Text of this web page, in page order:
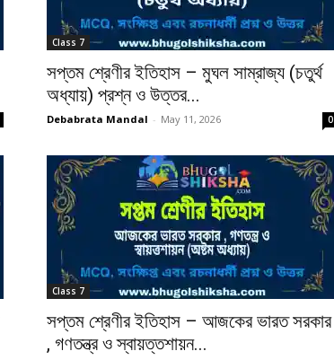
Class 7
সপ্তম শ্রেণীর ইতিহাস – মুঘল সাম্রাজ্য (চতুর্থ
অধ্যায়) প্রশ্ন ও উত্তর...
Debabrata Mandal - May 11, 2026 0
Class 7
সপ্তম শ্রেণীর ইতিহাস – আজকের ভারত সরকার
, গণতন্ত্র ও স্বায়ত্তশায়ন...